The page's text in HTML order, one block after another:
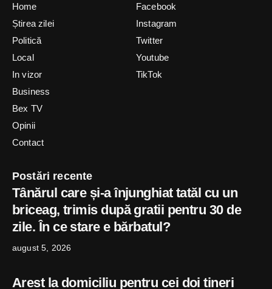
Home
Știrea zilei
Politică
Local
In vizor
Business
Bex TV
Opinii
Contact
Facebook
Instagram
Twitter
Youtube
TikTok
Postări recente
Tânărul care și-a înjunghiat tatăl cu un
briceag, trimis după gratii pentru 30 de
zile. În ce stare e bărbatul?
august 5, 2026
Arest la domiciliu pentru cei doi tineri